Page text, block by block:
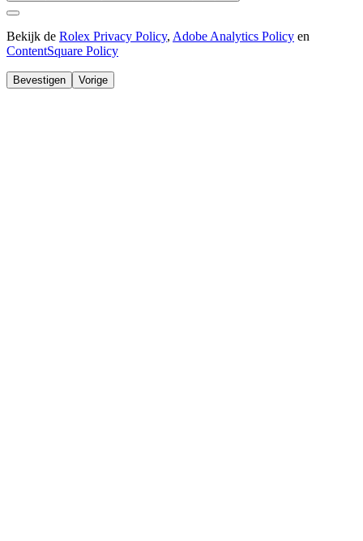
Bekijk de Rolex Privacy Policy, Adobe Analytics Policy en
ContentSquare Policy
Bevestigen Vorige